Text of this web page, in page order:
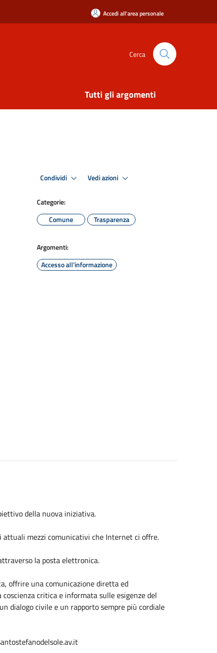
Accedi all'area personale
Cerca
Tutti gli argomenti
Condividi Vedi azioni
Categorie:
Comune
Trasparenza
Argomenti:
Accesso all'informazione
della nuova iniziativa.
mezzi comunicativi che Internet ci offre.
la posta elettronica.
offrire una comunicazione diretta ed
critica e informata sulle esigenze del
dialogo civile e un rapporto sempre più cordiale